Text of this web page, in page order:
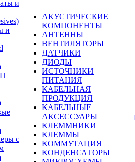
и
и
с
АКУСТИЧЕСКИЕ
КОМПОНЕНТЫ
АНТЕННЫ
ВЕНТИЛЯТОРЫ
ДАТЧИКИ
ДИОДЫ
ИСТОЧНИКИ
ПИТАНИЯ
КАБЕЛЬНАЯ
ПРОДУКЦИЯ
КАБЕЛЬНЫЕ
АКСЕССУАРЫ
КЛЕММНИКИ
КЛЕММЫ
КОММУТАЦИЯ
КОНДЕНСАТОРЫ